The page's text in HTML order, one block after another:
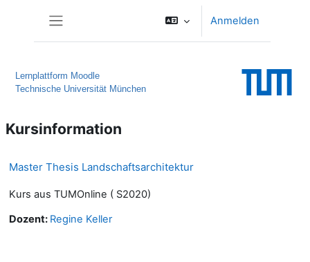
Anmelden
Lernplattform Moodle
Technische Universität München
Kursinformation
Master Thesis Landschaftsarchitektur
Kurs aus TUMOnline ( S2020)
Dozent: Regine Keller